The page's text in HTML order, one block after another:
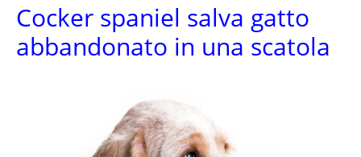
Cocker spaniel salva gatto
abbandonato in una scatola